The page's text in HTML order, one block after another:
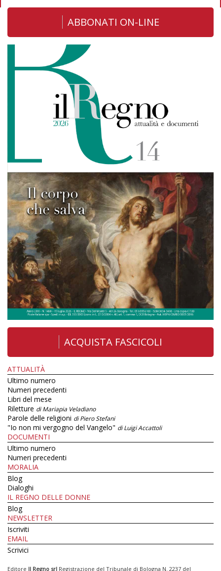
ABBONATI ON-LINE
ACQUISTA FASCICOLI
ATTUALITÀ
Ultimo numero
Numeri precedenti
Libri del mese
Riletture di Mariapia Veladiano
Parole delle religioni di Piero Stefani
"Io non mi vergogno del Vangelo" di Luigi Accattoli
DOCUMENTI
Ultimo numero
Numeri precedenti
MORALIA
Blog
Dialoghi
IL REGNO DELLE DONNE
Blog
NEWSLETTER
Iscriviti
EMAIL
Scrivici
Editore Il Regno srl Registrazione del Tribunale di Bologna N. 2237 del